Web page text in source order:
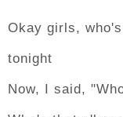
Okay girls,
tonight
Now, I said,